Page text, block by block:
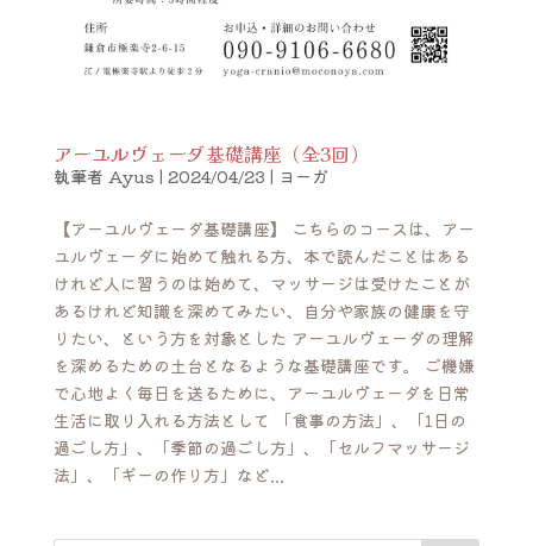
アーユルヴェーダ基礎講座（全3回）
執筆者 Ayus | 2024/04/23 | ヨーガ
【アーユルヴェーダ基礎講座】 こちらのコースは、アー
ユルヴェーダに始めて触れる方、本で読んだことはある
けれど人に習うのは始めて、マッサージは受けたことが
あるけれど知識を深めてみたい、自分や家族の健康を守
りたい、という方を対象とした アーユルヴェーダの理解
を深めるための土台となるような基礎講座です。 ご機嫌
で心地よく毎日を送るために、アーユルヴェーダを日常
生活に取り入れる方法として 「食事の方法」、「1日の
過ごし方」、「季節の過ごし方」、「セルフマッサージ
法」、「ギーの作り方」など...